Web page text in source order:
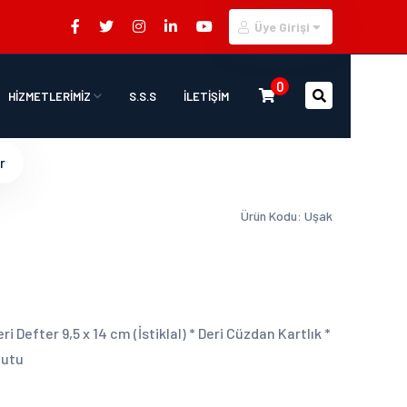
Üye Girişi
HİZMETLERİMİZ S.S.S İLETİŞİM
0
Ürün Kodu: Uşak
Defter 9,5 x 14 cm (İstiklal) * Deri Cüzdan Kartlık *